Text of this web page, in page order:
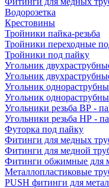
Водорозетка
Крестовины
Тройники пайка-резьба
Тройники переходные
Тройники под пайку
Угольник
Угольник
Угольник
Угольник
Угольники резьба ВР -
Угольники резьба НР -
Футорка под пайку
Фитинги для медных
Фитинги для медной
Фитинги обжимные для
Металлопластиковые
PUSH фитинги для